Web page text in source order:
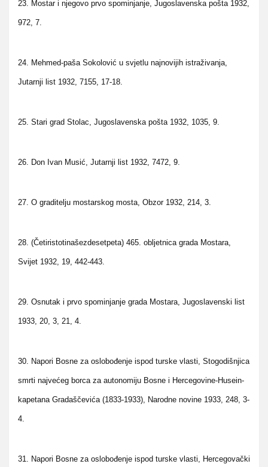
23. Mostar i njegovo prvo spominjanje, Jugoslavenska pošta 1932,
972, 7.
24. Mehmed-paša Sokolović u svjetlu najnovijih istraživanja,
Jutarnji list 1932, 7155, 17-18.
25. Stari grad Stolac, Jugoslavenska pošta 1932, 1035, 9.
26. Don Ivan Musić, Jutarnji list 1932, 7472, 9.
27. O graditelju mostarskog mosta, Obzor 1932, 214, 3.
28. (Četiristotinašezdesetpeta) 465. obljetnica grada Mostara,
Svijet 1932, 19, 442-443.
29. Osnutak i prvo spominjanje grada Mostara, Jugoslavenski list
1933, 20, 3, 21, 4.
30. Napori Bosne za oslobođenje ispod turske vlasti, Stogodišnjica
smrti najvećeg borca za autonomiju Bosne i Hercegovine-Husein-
kapetana Gradaščevića (1833-1933), Narodne novine 1933, 248, 3-
4.
31. Napori Bosne za oslobođenje ispod turske vlasti, Hercegovački